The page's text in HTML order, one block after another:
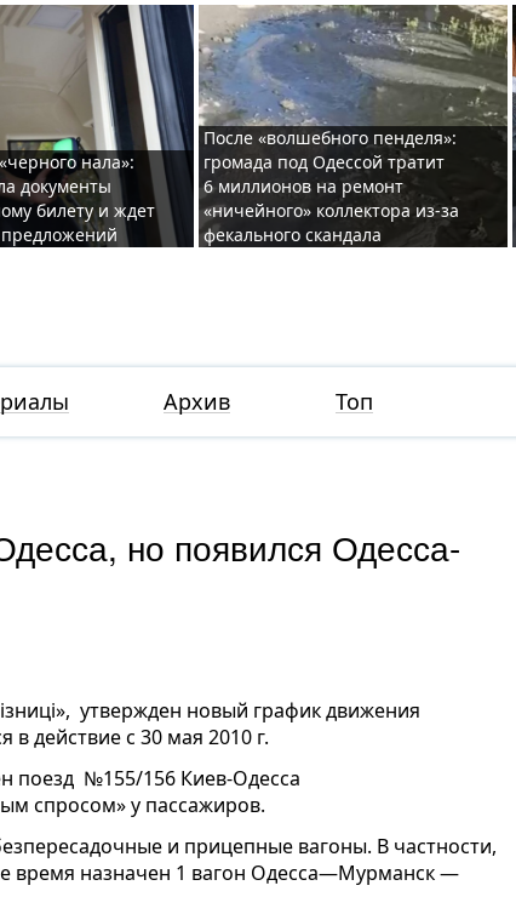
нала»:
документы
билету и ждет
предложений
После «волшебного пенделя»:
громада под Одессой тратит
6 миллионов на ремонт
«ничейного» коллектора из-за
фекального скандала
Архив Топ
но появился Одесса-
утвержден новый график движения
в действие с 30 мая 2010 г.
поезд №155/156 Киев-Одесса
спросом» у пассажиров.
и прицепные вагоны. В частности,
время назначен 1 вагон Одесса—Мурманск —